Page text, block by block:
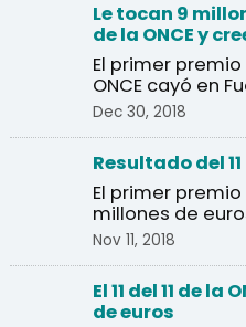
Le tocan 9
de la ONCE y
El primer
ONCE cayó en
Dec 30, 2018
Resultado del 11
El primer
millones de
de un millón de
Nov 11, 2018
El 11 del 11 de la
de euros